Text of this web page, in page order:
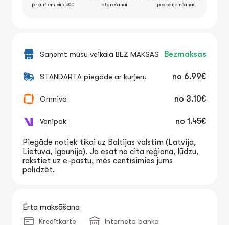
pirkumiem virs 50€
atgriešanai
pēc saņemšanas
Saņemt mūsu veikalā BEZ MAKSAS Bezmaksas
STANDARTA piegāde ar kurjeru no 6.99€
Omniva no 3.10€
Venipak no 1.45€
Piegāde notiek tikai uz Baltijas valstīm (Latvija,
Lietuva, Igaunija). Ja esat no cita reģiona, lūdzu,
rakstiet uz e-pastu, mēs centīsimies jums
palīdzēt.
Ērta maksāšana
Kredītkarte Interneta banka